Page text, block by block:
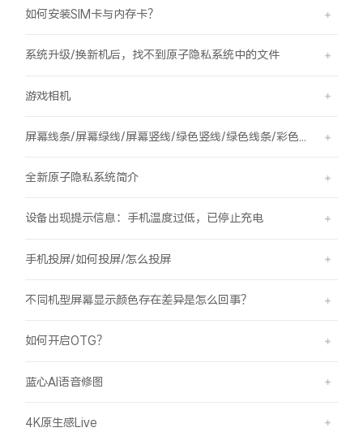
如何安装SIM卡与内存卡？
系统升级/换新机后，找不到原子隐私系统中的文件
游戏相机
全新原子隐私系统简介
设备出现提示信息：手机温度过低，已停止充电
手机投屏/如何投屏/怎么投屏
不同机型屏幕显示颜色存在差异是怎么回事？
如何开启OTG？
蓝心AI语音修图
4K原生感Live